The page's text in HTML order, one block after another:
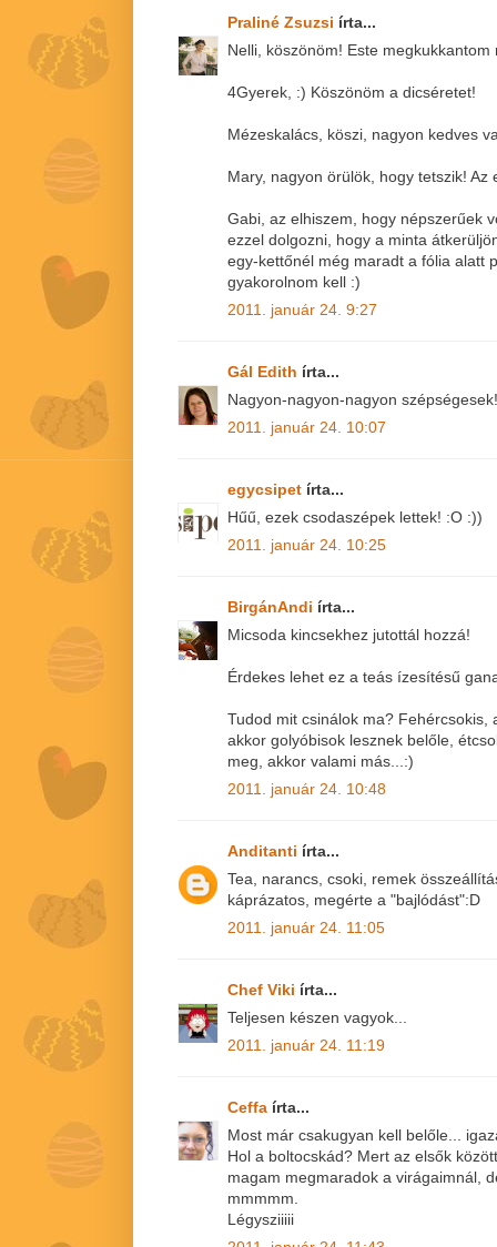
Praliné Zsuzsi írta...
Nelli, köszönöm! Este
4Gyerek, :) Köszönöm a dicséretet!
Mézeskalács, köszi, nagyon kedves
Mary, nagyon örülök, hogy tetszik!
Gabi, az elhiszem, hogy népszerűek
ezzel dolgozni, hogy a minta
egy-kettőnél még maradt a fólia alatt
gyakorolnom kell :)
2011. január 24. 9:27
Gál Edith írta...
Nagyon-nagyon-nagyon
2011. január 24. 10:07
egycsipet írta...
Hűű, ezek csodaszépek lettek! :O :))
2011. január 24. 10:25
BirgánAndi írta...
Micsoda kincsekhez jutottál hozzá!
Érdekes lehet ez a teás ízesítésű
Tudod mit csinálok ma? Fehércsokis,
akkor golyóbisok lesznek belőle,
meg, akkor valami más...:)
2011. január 24. 10:48
Anditanti írta...
Tea, narancs, csoki, remek
káprázatos, megérte a "bajlódást":D
2011. január 24. 11:05
Chef Viki írta...
Teljesen készen vagyok...
2011. január 24. 11:19
Ceffa írta...
Most már csakugyan kell belőle...
Hol a boltocskád? Mert az elsők
magam megmaradok a virágaimnál,
mmmmm.
Légysziiiii